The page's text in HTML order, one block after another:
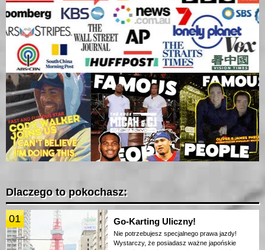
Dlaczego to pokochasz:
01 Go-Karting Uliczny!
Nie potrzebujesz specjalnego prawa jazdy!
Wystarczy, że posiadasz ważne japońskie